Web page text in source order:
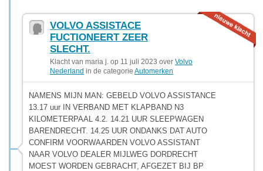
VOLVO ASSISTACE
FUCTIONEERT ZEER
SLECHT.
Klacht van maria j. op 11 juli 2023 over Volvo
Nederland in de categorie Automerken
NAMENS MIJN MAN: GEBELD VOLVO ASSISTANCE
13.17 uur IN VERBAND MET KLAPBAND N3
KILOMETERPAAL 4.2. 14.21 UUR SLEEPWAGEN
BARENDRECHT. 14.25 UUR ONDANKS DAT AUTO
CONFIRM VOORWAARDEN VOLVO ASSISTANT
NAAR VOLVO DEALER MIJLWEG DORDRECHT
MOEST WORDEN GEBRACHT, AFGEZET BIJ BP